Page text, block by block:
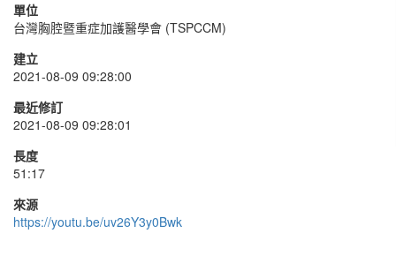
單位
台灣胸腔暨重症加護醫學會 (TSPCCM)
建立
2021-08-09 09:28:00
最近修訂
2021-08-09 09:28:01
長度
51:17
來源
https://youtu.be/uv26Y3y0Bwk